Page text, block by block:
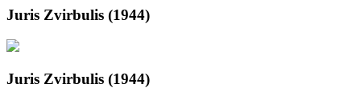
Juris Zvirbulis (1944)
Juris Zvirbulis (1944)